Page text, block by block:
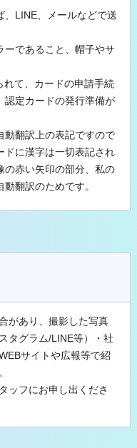
、LINE、メールなどで送
ーであること、帽子やサ
て、カードの申請手続
認定カードの発行準備が
動翻訳上の表記ですので
ドに漢字は一切表記され
の赤い矢印の部分、私の
翻訳のためです。
があり、撮影した写真
タグラム/LINE等）・社
サイトや広報等で紹
ッフにお申し出くださ